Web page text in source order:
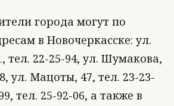
города могут по
в Новочеркасске: ул.
тел. 22-25-94, ул. Шумакова,
ул. Мацоты, 47, тел. 23-23-
тел. 25-92-06, а также в